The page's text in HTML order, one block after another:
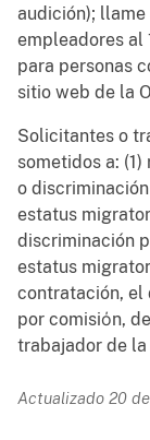
audición);
empleadores al
para personas
sitio web de la
Solicitantes o
sometidos a:
o
estatus
discriminación
estatus
contratación, el
por comisiόn,
trabajador de la
Actualizado 20